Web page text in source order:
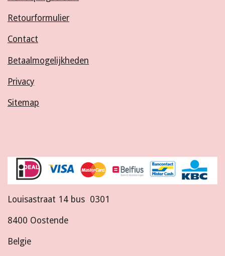
Retourformulier
Contact
Betaalmogelijkheden
Privacy
Sitemap
Louisastraat 14 bus 0301
8400 Oostende
Belgie